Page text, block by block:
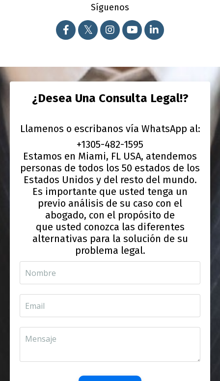
Síguenos
¿Desea Una Consulta Legal!?
Llamenos o escribanos vía WhatsApp al:
+1305-482-1595
Estamos en Miami, FL USA, atendemos
personas de todos los 50 estados de los
Estados Unidos y del resto del mundo.
Es importante que usted tenga un
previo análisis de su caso con el
abogado, con el propósito de
que usted conozca las diferentes
alternativas para la solución de su
problema legal.